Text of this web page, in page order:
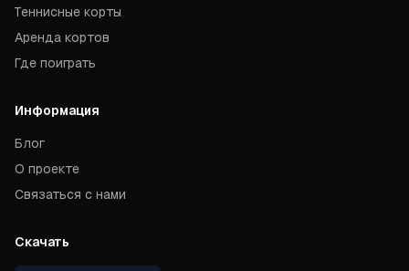
Теннисные корты
Аренда кортов
Где поиграть
Информация
Блог
О проекте
Связаться с нами
Скачать